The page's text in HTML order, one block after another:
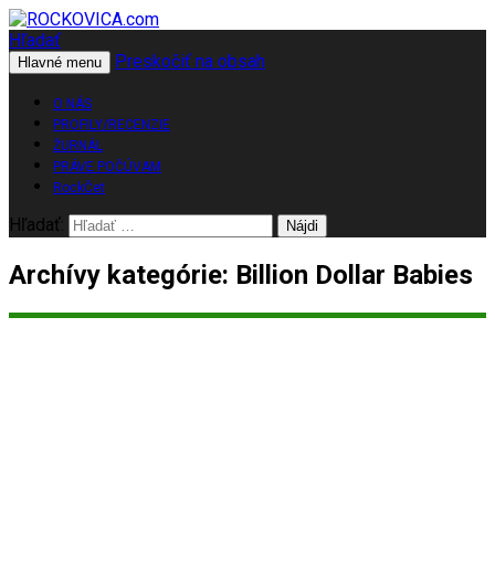
ROCKOVICA.com
Hľadať
Hlavné menu Preskočiť na obsah
O NÁS
PROFILY/RECENZIE
ŽURNÁL
PRÁVE POČÚVAM
RockČet
Hľadať:
Archívy kategórie: Billion Dollar Babies